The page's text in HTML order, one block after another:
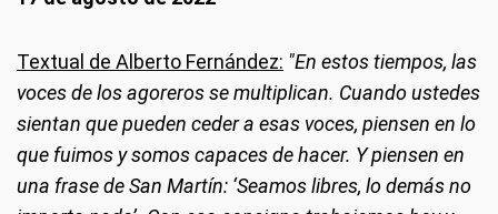
Textual de Alberto Fernández: "En estos tiempos, las
voces de los agoreros se multiplican. Cuando ustedes
sientan que pueden ceder a esas voces, piensen en lo
que fuimos y somos capaces de hacer. Y piensen en
una frase de San Martín: ‘Seamos libres, lo demás no